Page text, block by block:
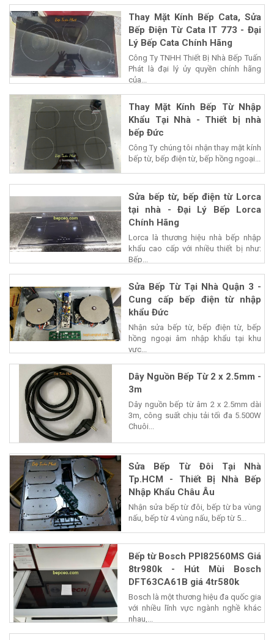
Thay Mặt Kính Bếp Cata, Sửa
Bếp Điện Từ Cata IT 773 - Đại
Lý Bếp Cata Chính Hãng
Công Ty TNHH Thiết Bị Nhà Bếp Tuấn
Phát là đại lý ủy quyền chính hãng
của...
Thay Mặt Kính Bếp Từ Nhập
Khẩu Tại Nhà - Thiết bị nhà
bếp Đức
Công Ty chúng tôi nhận thay mặt kính
bếp từ, bếp điện từ, bếp hồng ngoại...
Sửa bếp từ, bếp điện từ Lorca
tại nhà - Đại Lý Bếp Lorca
Chính Hãng
Lorca là thương hiệu nhà bếp nhập
khẩu cao cấp với nhiều thiết bị như:
Bếp...
Sửa Bếp Từ Tại Nhà Quận 3 -
Cung cấp bếp điện từ nhập
khẩu Đức
Nhận sửa bếp từ, bếp điện từ, bếp
hồng ngoại âm nhập khẩu tại khu
vực...
Dây Nguồn Bếp Từ 2 x 2.5mm -
3m
Dây nguồn bếp từ âm 2 x 2.5mm dài
3m, công suất chịu tải tối đa 5.500W
Chuôi...
Sửa Bếp Từ Đôi Tại Nhà
Tp.HCM - Thiết Bị Nhà Bếp
Nhập Khẩu Châu Âu
Nhận sửa bếp từ đôi, bếp từ ba vùng
nấu, bếp từ 4 vùng nấu, bếp từ 5...
Bếp từ Bosch PPI82560MS Giá
8tr980k - Hút Mùi Bosch
DFT63CA61B giá 4tr580k
Bosch là một thương hiệu đa quốc gia
với nhiều lĩnh vực ngành nghề khác
nhau,...